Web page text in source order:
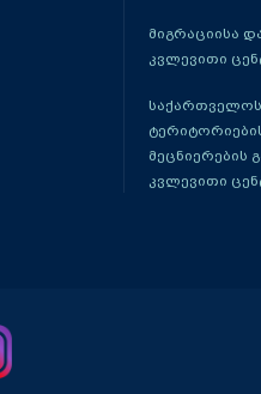
მიგრაციისა
კვლევითი
მეცნიერების
კვლევითი